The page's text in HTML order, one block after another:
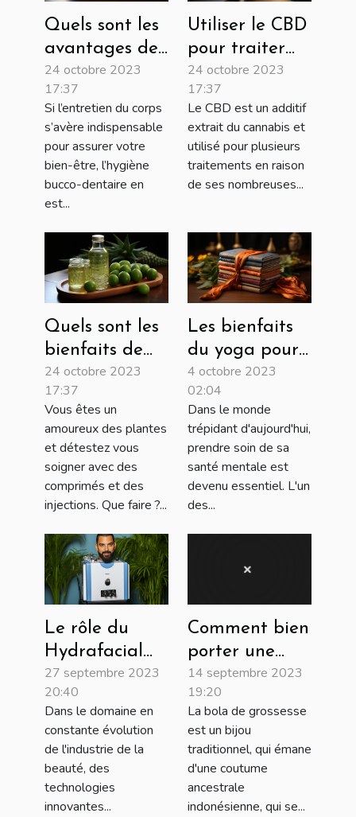
Quels sont les
avantages de
l’usage d’une
brosse à dents
en bambou ?
24 octobre 2023
17:37
Si l’entretien du corps
s’avère indispensable
pour assurer votre
bien-être, l’hygiène
bucco-dentaire en
est...
Utiliser le CBD
pour traiter
vos maladies
de la peau !
24 octobre 2023
17:37
Le CBD est un additif
extrait du cannabis et
utilisé pour plusieurs
traitements en raison
de ses nombreuses...
Quels sont les
bienfaits de
l’aloe vera ?
24 octobre 2023
17:37
Vous êtes un
amoureux des plantes
et détestez vous
soigner avec des
comprimés et des
injections. Que faire ?...
Les bienfaits
du yoga pour
la santé
mentale
4 octobre 2023
02:04
Dans le monde
trépidant d'aujourd'hui,
prendre soin de sa
santé mentale est
devenu essentiel. L'un
des...
Le rôle du
Hydrafacial
dans
l'industrie de
la beauté
27 septembre 2023
20:40
Dans le domaine en
constante évolution
de l'industrie de la
beauté, des
technologies
innovantes...
Comment bien
porter une
bola de
grossesse
14 septembre 2023
19:20
La bola de grossesse
est un bijou
traditionnel, qui émane
d'une coutume
ancestrale
indonésienne, qui se...